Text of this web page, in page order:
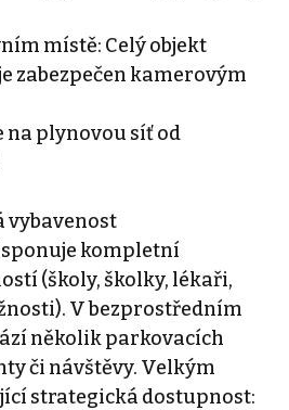
místě: Celý objekt
zabezpečen kamerovým
na plynovou síť od
vybavenost
kompletní
(školy, školky, lékaři,
V bezprostředním
několik parkovacích
či návštěvy. Velkým
strategická dostupnost: